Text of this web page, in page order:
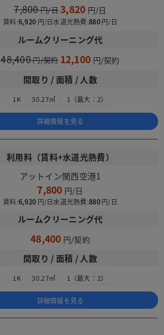
7,800 3,820
賃料:6,920 水道光熱費:880
ルームクリーニング代
48,400 12,100
間取り / 面積 / 人数
1K 30.27㎡ 1（最大：2）
詳細情報を見る
利用料（賃料+水道光熱費）
アットイン関西空港1
7,800
賃料:6,920 水道光熱費:880
ルームクリーニング代
48,400
間取り / 面積 / 人数
1K 30.27㎡ 1（最大：2）
詳細情報を見る